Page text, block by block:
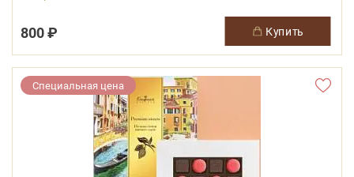
800 ₽ купить
Специальная цена